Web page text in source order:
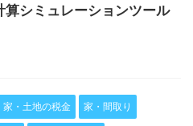
算シミュレーションツール
家・土地の税金 家・間取り